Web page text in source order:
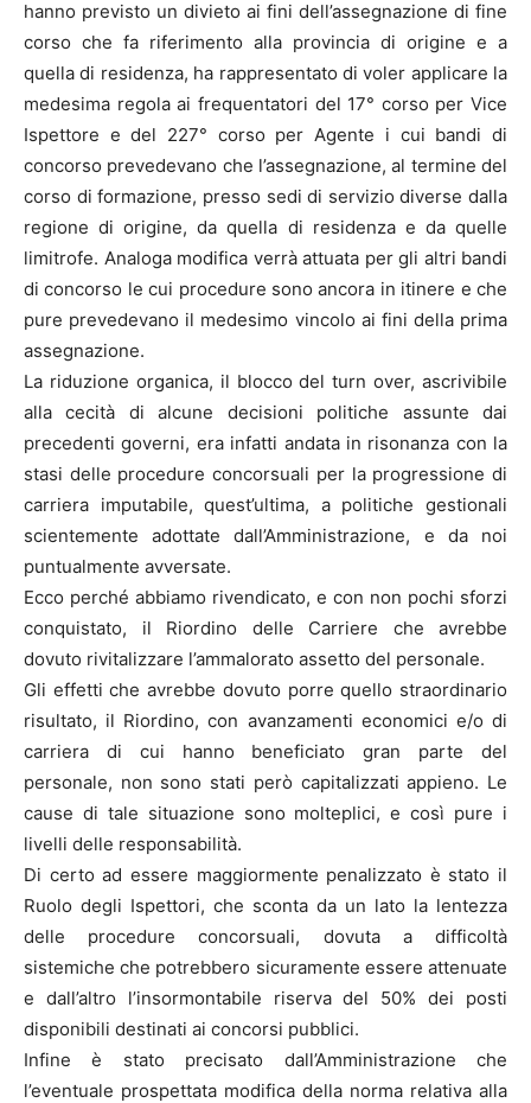
hanno previsto un divieto ai fini dell’assegnazione di fine
corso che fa riferimento alla provincia di origine e a
quella di residenza, ha rappresentato di voler applicare la
medesima regola ai frequentatori del 17° corso per Vice
Ispettore e del 227° corso per Agente i cui bandi di
concorso prevedevano che l’assegnazione, al termine del
corso di formazione, presso sedi di servizio diverse dalla
regione di origine, da quella di residenza e da quelle
limitrofe. Analoga modifica verrà attuata per gli altri bandi
di concorso le cui procedure sono ancora in itinere e che
pure prevedevano il medesimo vincolo ai fini della prima
assegnazione.
La riduzione organica, il blocco del turn over, ascrivibile
alla cecità di alcune decisioni politiche assunte dai
precedenti governi, era infatti andata in risonanza con la
stasi delle procedure concorsuali per la progressione di
carriera imputabile, quest’ultima, a politiche gestionali
scientemente adottate dall’Amministrazione, e da noi
puntualmente avversate.
Ecco perché abbiamo rivendicato, e con non pochi sforzi
conquistato, il Riordino delle Carriere che avrebbe
dovuto rivitalizzare l’ammalorato assetto del personale.
Gli effetti che avrebbe dovuto porre quello straordinario
risultato, il Riordino, con avanzamenti economici e/o di
carriera di cui hanno beneficiato gran parte del
personale, non sono stati però capitalizzati appieno. Le
cause di tale situazione sono molteplici, e così pure i
livelli delle responsabilità.
Di certo ad essere maggiormente penalizzato è stato il
Ruolo degli Ispettori, che sconta da un lato la lentezza
delle procedure concorsuali, dovuta a difficoltà
sistemiche che potrebbero sicuramente essere attenuate
e dall’altro l’insormontabile riserva del 50% dei posti
disponibili destinati ai concorsi pubblici.
Infine è stato precisato dall’Amministrazione che
l’eventuale prospettata modifica della norma relativa alla